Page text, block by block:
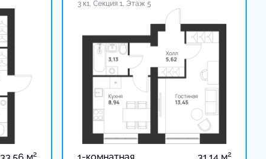
2
3 к1, Секция 1, Этаж 5
2